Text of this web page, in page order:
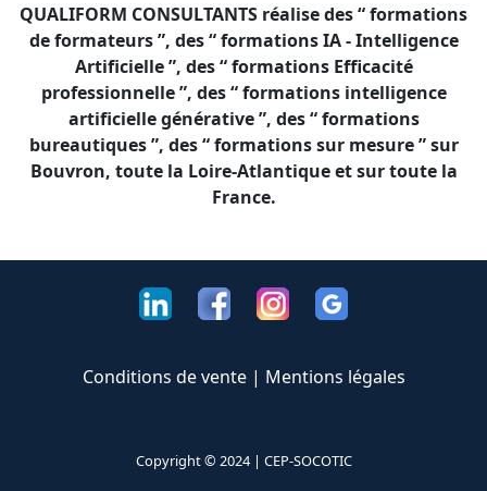
QUALIFORM CONSULTANTS réalise des “ formations
de formateurs ”, des “ formations IA - Intelligence
Artificielle ”, des “ formations Efficacité
professionnelle ”, des “ formations intelligence
artificielle générative ”, des “ formations
bureautiques ”, des “ formations sur mesure ” sur
Bouvron, toute la Loire-Atlantique et sur toute la
France.
Conditions de vente| Mentions légales
Copyright © 2024 | CEP-SOCOTIC